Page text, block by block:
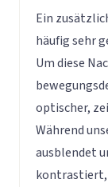
Ein
häufig sehr
Um diese
optischer,
Während
ausblendet
kontrastiert,